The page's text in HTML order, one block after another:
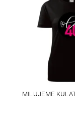
MILUJEME